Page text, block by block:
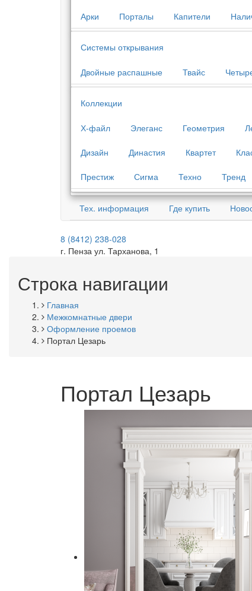
Арки Порталы Капители
Системы открывания
Двойные распашные Твайс
Коллекции
Х-файл Элеганс Геометрия
Дизайн Династия Квартет
Престиж Сигма Техно Тренд
Тех. информация Где купить
8 (8412) 238-028
г. Пенза ул. Тарханова, 1
Строка навигации
Главная
Межкомнатные двери
Оформление проемов
Портал Цезарь
Портал Цезарь